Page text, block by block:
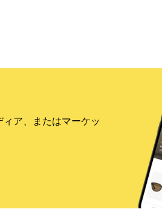
ア、またはマーケッ